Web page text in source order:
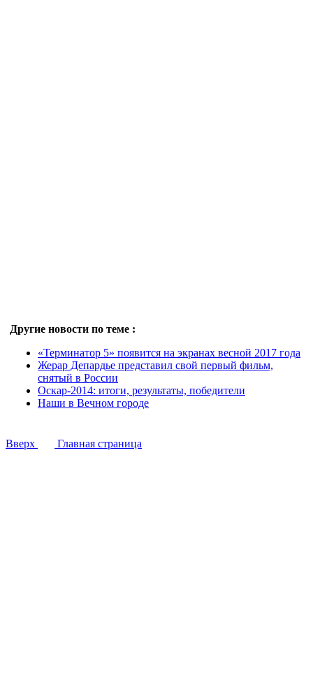
Другие новости по теме :
«Терминатор 5» появится на экранах весной 2017 года
Жерар Депардье представил свой первый фильм,
снятый в России
Оскар-2014: итоги, результаты, победители
Наши в Вечном городе
Вверх Главная страница